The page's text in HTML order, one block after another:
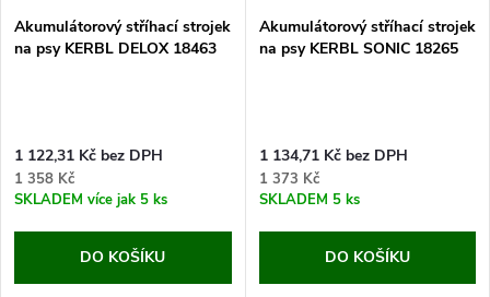
Akumulátorový stříhací strojek
na psy KERBL DELOX 18463
1 122,31 Kč bez DPH
1 358 Kč
SKLADEM více jak 5 ks
DO KOŠÍKU
Akumulátorový stříhací strojek
na psy KERBL SONIC 18265
1 134,71 Kč bez DPH
1 373 Kč
SKLADEM 5 ks
DO KOŠÍKU